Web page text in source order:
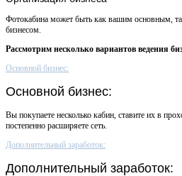
Фотокабина может быть как вашим основным,
бизнесом.
Рассмотрим несколько вариантов ведения
Основной бизнес:
Основной бизнес:
Вы покупаете несколько кабин, ставите их в
постепенно расширяете сеть.
Дополнительный заработок:
Дополнительный заработок: